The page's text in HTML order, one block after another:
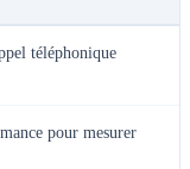
téléphonique
pour mesurer